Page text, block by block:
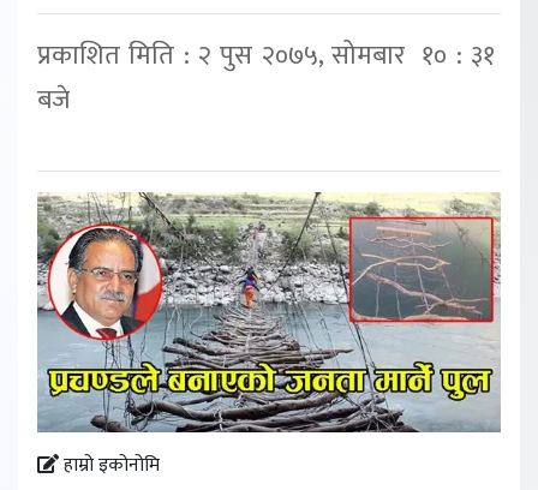
प्रकाशित मिति : २ पुस २०७५, सोमबार १० : ३१
बजे
हाम्रो इकोनोमि